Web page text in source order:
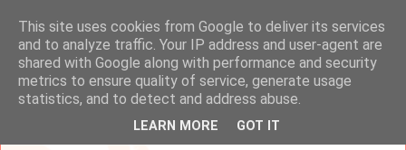
koti
perheen tempauksia äidin näkökulmasta käsittelevä blogi
This site uses cookies from Google to deliver its services
and to analyze traffic. Your IP address and user-agent are
shared with Google along with performance and security
metrics to ensure quality of service, generate usage
statistics, and to detect and address abuse.
LEARN MORE GOT IT